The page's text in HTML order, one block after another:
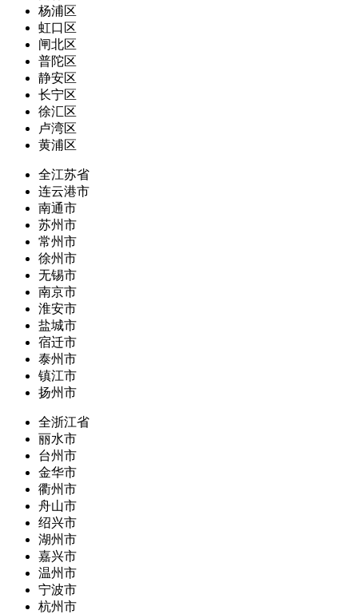
杨浦区
虹口区
闸北区
普陀区
静安区
长宁区
徐汇区
卢湾区
黄浦区
全江苏省
连云港市
南通市
苏州市
常州市
徐州市
无锡市
南京市
淮安市
盐城市
宿迁市
泰州市
镇江市
扬州市
全浙江省
丽水市
台州市
金华市
衢州市
舟山市
绍兴市
湖州市
嘉兴市
温州市
宁波市
杭州市